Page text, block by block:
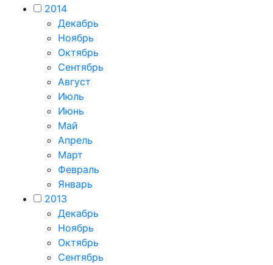
2014
Декабрь
Ноябрь
Октябрь
Сентябрь
Август
Июль
Июнь
Май
Апрель
Март
Февраль
Январь
2013
Декабрь
Ноябрь
Октябрь
Сентябрь